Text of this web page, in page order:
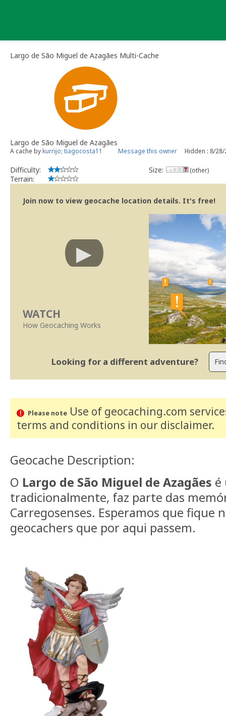
Largo de São Miguel de Azagães Multi-Cache
Largo de São Miguel de Azagães
A cache bykurrijo; tiagocosta11 Message this owner Hidden : 8/28/
Difficulty:
Terrain:
Size: (other)
Join now to view geocache location details. It's free!
WATCH
How Geocaching Works
Looking for a different adventure?
Please noteUse of geocaching.com
terms and conditions in our disclaimer.
Geocache Description:
O Largo de São Miguel de Azagães é
tradicionalmente, faz parte das
Carregosenses. Esperamos que fique
geocachers que por aqui passem.